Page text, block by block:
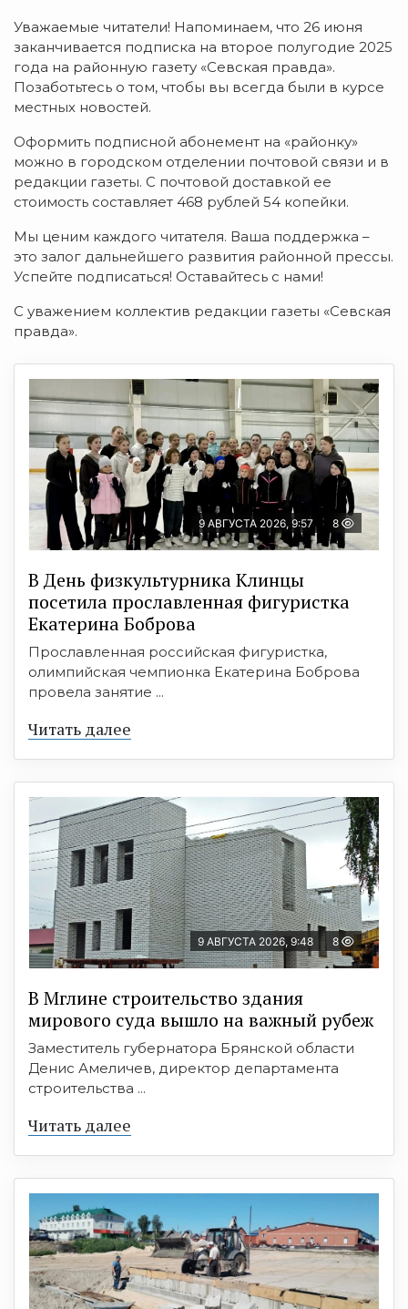
Уважаемые читатели! Напоминаем, что 26 июня
заканчивается подписка на второе полугодие 2025
года на районную газету «Севская правда».
Позаботьтесь о том, чтобы вы всегда были в курсе
местных новостей.
Оформить подписной абонемент на «районку»
можно в городском отделении почтовой связи и в
редакции газеты. С почтовой доставкой ее
стоимость составляет 468 рублей 54 копейки.
Мы ценим каждого читателя. Ваша поддержка –
это залог дальнейшего развития районной прессы.
Успейте подписаться! Оставайтесь с нами!
С уважением коллектив редакции газеты «Севская
правда».
9 АВГУСТА 2026, 9:57 8
В День физкультурника Клинцы
посетила прославленная фигуристка
Екатерина Боброва
Прославленная российская фигуристка,
олимпийская чемпионка Екатерина Боброва
провела занятие ...
Читать далее
9 АВГУСТА 2026, 9:48 8
В Мглине строительство здания
мирового суда вышло на важный рубеж
Заместитель губернатора Брянской области
Денис Амеличев, директор департамента
строительства ...
Читать далее